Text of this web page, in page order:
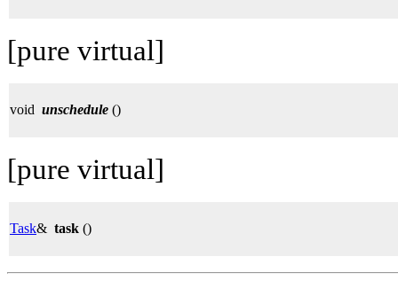
[pure virtual]
void unschedule ()
[pure virtual]
Task& task ()